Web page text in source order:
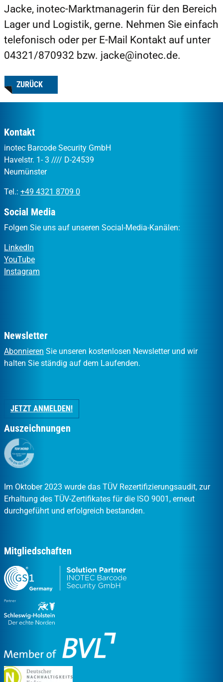
Jacke, inotec-Marktmanagerin für den Bereich
Lager und Logistik, gerne. Nehmen Sie einfach
telefonisch oder per E-Mail Kontakt auf unter
04321/870932 bzw. jacke@inotec.de.
ZURÜCK
Kontakt
inotec Barcode Security GmbH
Havelstr. 1- 3 //// D-24539
Neumünster
Tel.: +49 4321 8709 0
Social Media
Folgen Sie uns auf unseren Social-Media-Kanälen:
LinkedIn
YouTube
Instagram
Newsletter
Abonnieren Sie unseren kostenlosen Newsletter und wir
halten Sie ständig auf dem Laufenden.
JETZT ANMELDEN!
Auszeichnungen
Im Oktober 2023 wurde das TÜV Rezertifizierungsaudit, zur
Erhaltung des TÜV-Zertifikates für die ISO 9001, erneut
durchgeführt und erfolgreich bestanden.
Mitgliedschaften